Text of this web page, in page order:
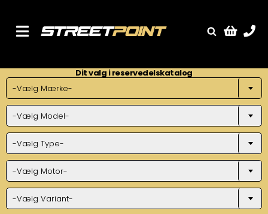
content
Toggle
Service
Streetcars
Sænkning
Tuning
Ventilrens
Værksted
Dit valg i reservedelskatalog
-Vælg Mærke-
-Vælg Model-
-Vælg Type-
-Vælg Motor-
-Vælg Variant-